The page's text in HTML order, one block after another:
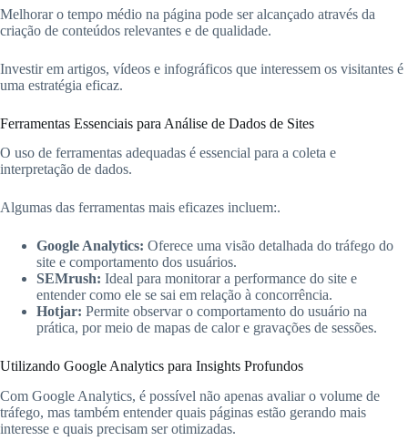
Melhorar o tempo médio na página pode ser alcançado através da
criação de conteúdos relevantes e de qualidade.
Investir em artigos, vídeos e infográficos que interessem os visitantes é
uma estratégia eficaz.
Ferramentas Essenciais para Análise de Dados de Sites
O uso de ferramentas adequadas é essencial para a coleta e
interpretação de dados.
Algumas das ferramentas mais eficazes incluem:.
Google Analytics: Oferece uma visão detalhada do tráfego do
site e comportamento dos usuários.
SEMrush: Ideal para monitorar a performance do site e
entender como ele se sai em relação à concorrência.
Hotjar: Permite observar o comportamento do usuário na
prática, por meio de mapas de calor e gravações de sessões.
Utilizando Google Analytics para Insights Profundos
Com Google Analytics, é possível não apenas avaliar o volume de
tráfego, mas também entender quais páginas estão gerando mais
interesse e quais precisam ser otimizadas.